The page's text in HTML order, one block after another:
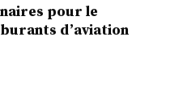
pour le
d’aviation